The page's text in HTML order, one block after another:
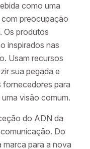
como uma
com preocupação
. Os produtos
inspirados nas
Usam recursos
sua pegada e
fornecedores para
visão comum.
do ADN da
Do
para a nova